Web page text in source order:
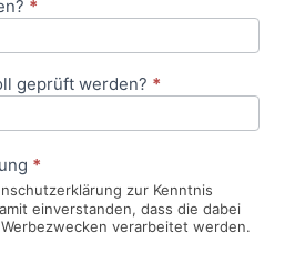
*
geprüft werden? *
*
zur Kenntnis
einverstanden, dass die dabei
verarbeitet werden.